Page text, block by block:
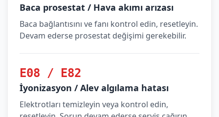
Baca prosestat / Hava akımı arızası
Baca bağlantısını ve fanı kontrol edin, resetleyin.
Devam ederse prosestat değişimi gerekebilir.
E08 / E82
İyonizasyon / Alev algılama hatası
Elektrotları temizleyin veya kontrol edin,